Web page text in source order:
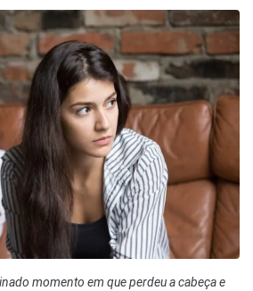
momento em que perdeu a cabeça e